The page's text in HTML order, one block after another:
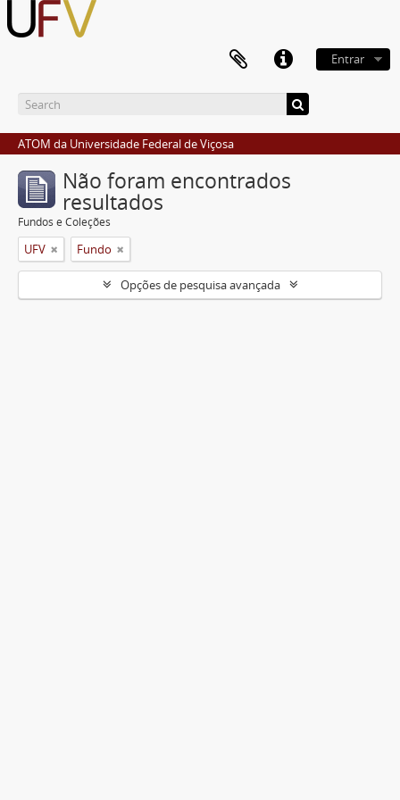
Entrar
ATOM da Universidade Federal de Viçosa
Não foram encontrados
resultados
Fundos e Coleções
UFV Fundo
Opções de pesquisa avançada